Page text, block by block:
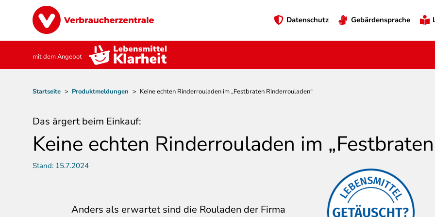
Image
Preheader
Datenschutz Gebärdensprache
mit dem Angebot
Pfadnavigation
Startseite > Produktmeldungen > Keine echten Rinderrouladen im „Festbraten Rinderrouladen“
Das ärgert beim Einkauf:
Keine echten Rinderrouladen im
Stand: 15.7.2024
Anders als erwartet sind die Rouladen der Firma
Über diese
Aussagen/Bilder ärgern